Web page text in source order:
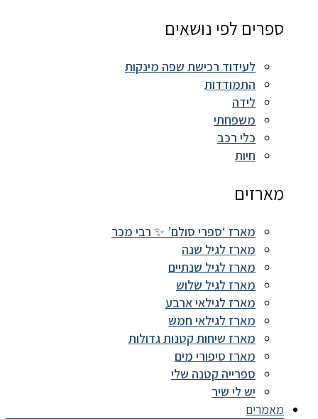
ספרים לפי נושאים
לעידוד רכישת שפה מינקות
התמודדות
לידה
משפחתי
כלי רכב
חיות
מארזים
מארז ‘ספרי סולם’ ✨ רבי מכר
מארז לגיל שנה
מארז לגיל שנתיים
מארז לגיל שלוש
מארז לגילאי ארבע
מארז לגילאי חמש
מארז שיחות קטנות גדולות
מארז סיפורי מים
ספרייה קטנה שלי
יש לי שיר
מאמרים